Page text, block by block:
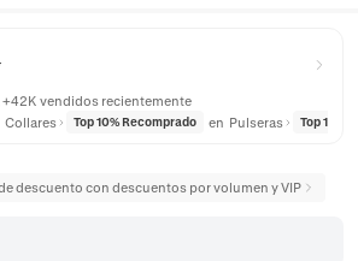
vendidos recientemente
Collares Top 10% Recomprado en Pulseras Top 10%
descuento con descuentos por volumen y VIP